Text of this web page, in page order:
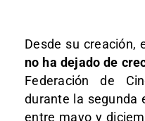
Desde su creación,
no ha dejado de
Federación de
durante la segunda
entre mayo y